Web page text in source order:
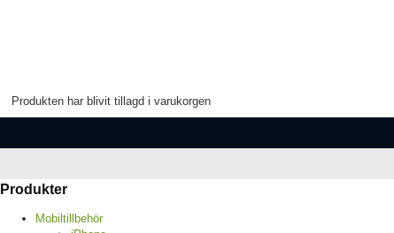
Produkten har blivit tillagd i varukorgen
Produkter
Mobiltillbehör